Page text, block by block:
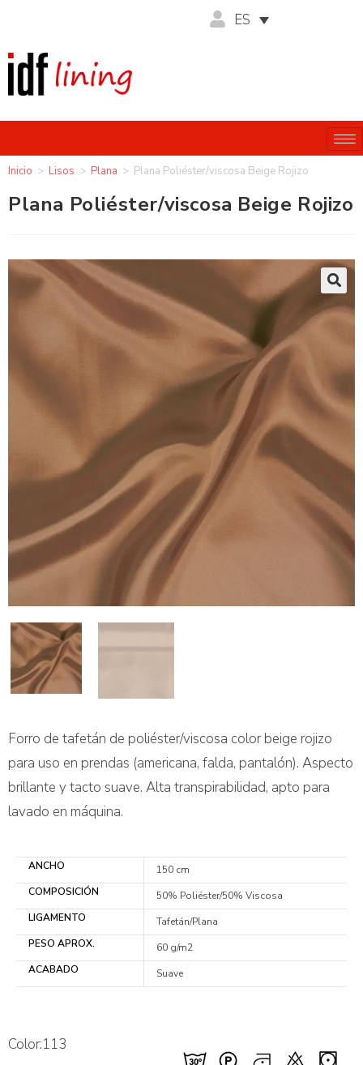
ES
Inicio > Lisos > Plana > Plana Poliéster/viscosa Beige Rojizo
Plana Poliéster/viscosa Beige Rojizo
🔍
Forro de tafetán de poliéster/viscosa color beige rojizo
para uso en prendas (americana, falda, pantalón). Aspecto
brillante y tacto suave. Alta transpirabilidad, apto para
lavado en máquina.
ANCHO
150 cm
COMPOSICIÓN
50% Poliéster/50% Viscosa
LIGAMENTO
Tafetán/Plana
PESO APROX.
60 g/m2
ACABADO
Suave
Color:113